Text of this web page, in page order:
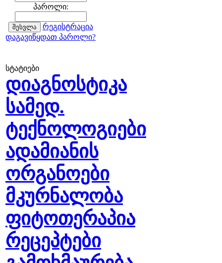
პაროლი:
რეგისტრაცია
დაგავიწყდათ პაროლი?
სტატიები
დიაგნოსტიკა
სამედ.
ტექნოლოგიები
ადამიანის
ორგანოები
მკურნალობა
ფიტოთერაპია
რეცეპტები